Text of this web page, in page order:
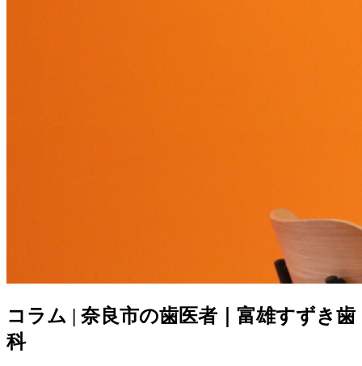
コラム | 奈良市の歯医者｜富雄すずき歯
科